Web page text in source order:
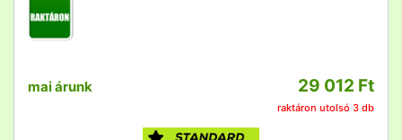
mai árunk 29 012 Ft
raktáron utolsó 3 db